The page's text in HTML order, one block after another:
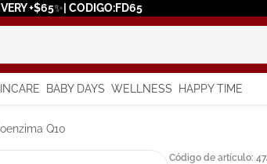
+$65✨| CODIGO:FD65
BABY DAYS WELLNESS HAPPY TIME
Q10
Código de artículo: